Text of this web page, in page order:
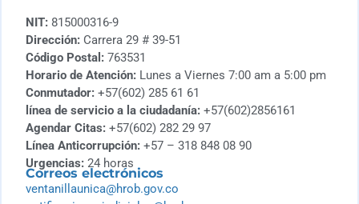
NIT: 815000316-9
Dirección: Carrera 29 # 39-51
Código Postal: 763531
Horario de Atención: Lunes a Viernes 7:00 am a 5:00 pm
Conmutador: +57(602) 285 61 61
línea de servicio a la ciudadanía: +57(602)2856161
Agendar Citas: +57(602) 282 29 97
Línea Anticorrupción: +57 – 318 848 08 90
Urgencias: 24 horas
Correos electrónicos
ventanillaunica@hrob.gov.co